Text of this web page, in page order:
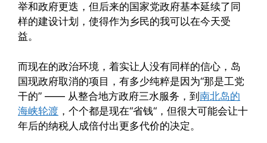
举和政府更迭，但后来的国家党政府基本延续了同
样的建设计划，使得作为乡民的我可以在今天受
益。
而现在的政治环境，着实让人没有同样的信心，岛
国现政府取消的项目，有多少纯粹是因为“那是工党
干的” —— 从整合地方政府三水服务，到南北岛的
海峡轮渡 ，个个都是现在“省钱“，但很大可能会让十
年后的纳税人成倍付出更多代价的决定。